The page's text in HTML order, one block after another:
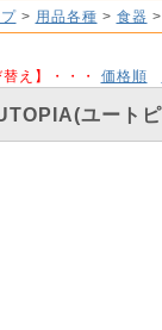
プ> 用品各種 > 食器
替え】・・・ 価格順
ユート